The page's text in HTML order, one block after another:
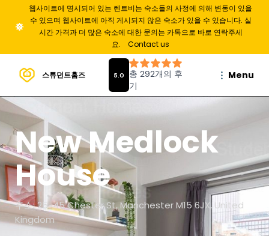
웹사이트에 명시되어 있는 렌트비는 숙소들의 사정에 의해 변동이 있을
수 있으며 웹사이트에 아직 게시되지 않은 숙소가 있을 수 있습니다. 실
시간 가격과 더 많은 숙소에 대한 문의는 카톡으로 바로 연락주세
요.
Contact us
스튜던트홈즈 Menu
New Medlock
House
주소: 25-45 Chester St, Manchester M15 6JX, United
Kingdom